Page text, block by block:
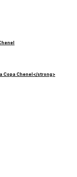
Copa Chenel</strong>